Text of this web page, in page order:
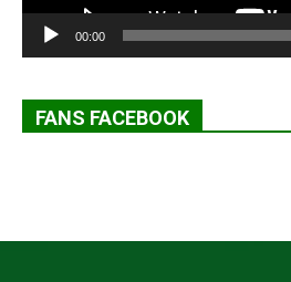
00:00
FANS FACEBOOK